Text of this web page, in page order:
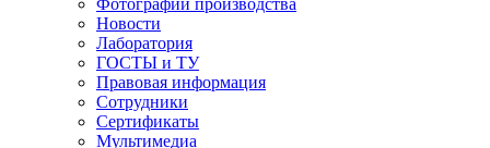
Фотографии производства
Новости
Лаборатория
ГОСТЫ и ТУ
Правовая информация
Сотрудники
Сертификаты
Мультимедиа